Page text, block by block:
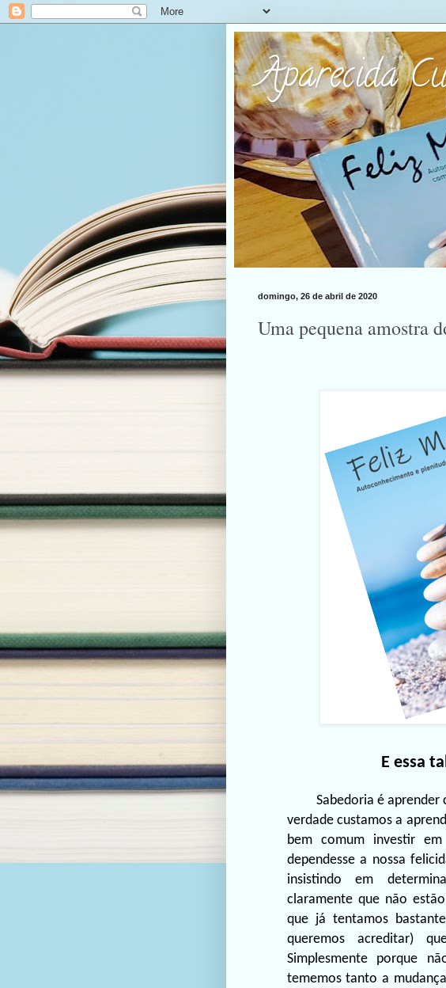
Aparecida
domingo, 26 de abril de 2020
Uma pequena amostra
E essa
Sabedoria é aprender
verdade custamos a
bem comum investir
dependesse a nossa
insistindo em
claramente que não
que já tentamos
queremos acreditar)
Simplesmente porque
tememos tanto a